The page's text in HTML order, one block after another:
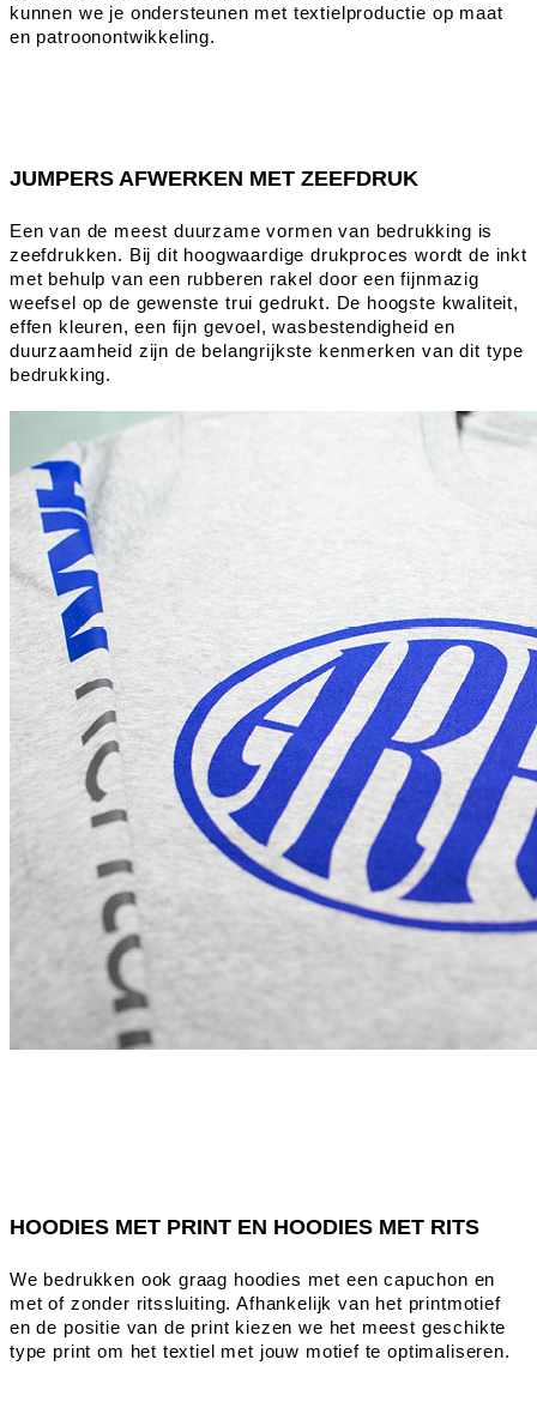
kunnen we je ondersteunen met textielproductie op maat
en patroonontwikkeling.
JUMPERS AFWERKEN MET ZEEFDRUK
Een van de meest duurzame vormen van bedrukking is
zeefdrukken. Bij dit hoogwaardige drukproces wordt de inkt
met behulp van een rubberen rakel door een fijnmazig
weefsel op de gewenste trui gedrukt. De hoogste kwaliteit,
effen kleuren, een fijn gevoel, wasbestendigheid en
duurzaamheid zijn de belangrijkste kenmerken van dit type
bedrukking.
HOODIES MET PRINT EN HOODIES MET RITS
We bedrukken ook graag hoodies met een capuchon en
met of zonder ritssluiting. Afhankelijk van het printmotief
en de positie van de print kiezen we het meest geschikte
type print om het textiel met jouw motief te optimaliseren.